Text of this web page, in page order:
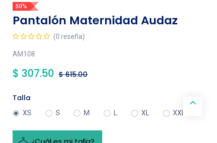
50%
Pantalón Maternidad Audaz
(0 reseña)
AM108
$ 307.50 $615.00
Talla
XS S M XL XXL